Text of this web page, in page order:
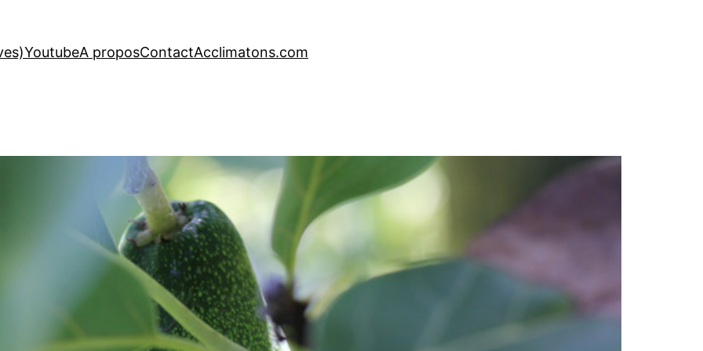
YoutubeA proposContactAcclimatons.com